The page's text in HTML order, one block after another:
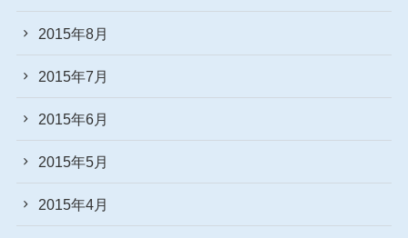
2015年8月
2015年7月
2015年6月
2015年5月
2015年4月